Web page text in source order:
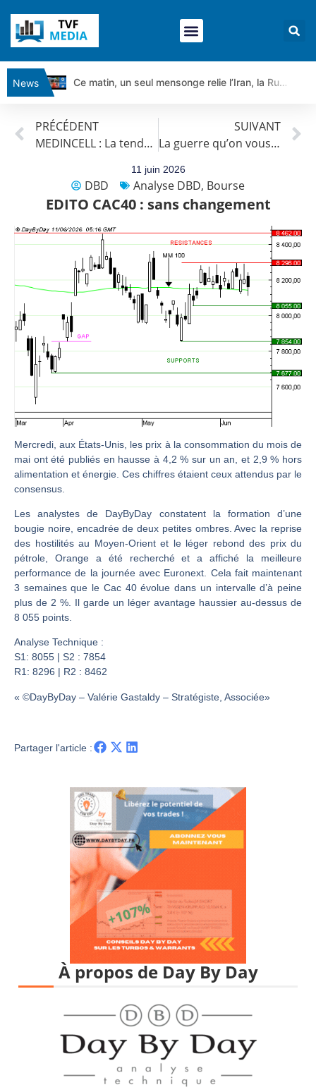
News
Ce matin, un seul mensonge relie l’Iran, la Russie et Trump | par Louis Antoine Michelet
Ce que Trump, Téhéran et Pékin ne veulent pas que vous voyiez ensemble | par Louis-Antoine Michelet
Vente du Turbo infini BEST PUT COINBASE WO83V à 0,51 € (+46 %)
Jean Marie Seronie :Loi agricole : vraie réforme ou simple réponse à la colère ?| Interview Éco
TELEPERFORMANCE : Faut-il acheter avant les résultats ? | Daniel Cohen de Lara – Market Movers
CAC 40 : Vers un nouveau record ? Analyse avant la décision de la Fed | Denis Desclos – Chrono CAC
Christian Parisot : Les marchés à l’épreuve des signaux | Interview Économique
Bernard Prats-Desclaux : Penser les marchés à l’ère des ruptures | Interview Littéraire
FERRARI : Un parcours toujours sans faute | Bernard Prats-Desclaux – Market Movers
SAP : Les acheteurs gardent la main | Bernard Prats-Desclaux – Market Movers
GBP/USD : Un premier ministre déjà sur le scelette | Philippe Lhermie – Flash Forex
EUR/USD : Une réunion à priori sans saveur | Philippe Lhermie – Flash Forex
Les événements de cette semaine à venir | Philippe Lhermie – Flash Forex
La France, maillon faible de l’Europe ! | Jean-Louis Cussac – Chrono CAC
PRÉCÉDENT
MEDINCELL : La tendance est haussière.
SUIVANT
La guerre qu’on vous montre cache celle qu’on vous tait | par Louis-Antoine Michelet
11 juin 2026
DBD Analyse DBD, Bourse
EDITO CAC40 : sans changement
Mercredi, aux États-Unis, les prix à la consommation du mois de
mai ont été publiés en hausse à 4,2 % sur un an, et 2,9 % hors
alimentation et énergie. Ces chiffres étaient ceux attendus par le
consensus.
Les analystes de DayByDay constatent la formation d’une
bougie noire, encadrée de deux petites ombres. Avec la reprise
des hostilités au Moyen-Orient et le léger rebond des prix du
pétrole, Orange a été recherché et a affiché la meilleure
performance de la journée avec Euronext. Cela fait maintenant
3 semaines que le Cac 40 évolue dans un intervalle d’à peine
plus de 2 %. Il garde un léger avantage haussier au-dessus de
8 055 points.
Analyse Technique :
S1: 8055 | S2 : 7854
R1: 8296 | R2 : 8462
« ©DayByDay – Valérie Gastaldy – Stratégiste, Associée»
Partager l'article :
À propos de Day By Day